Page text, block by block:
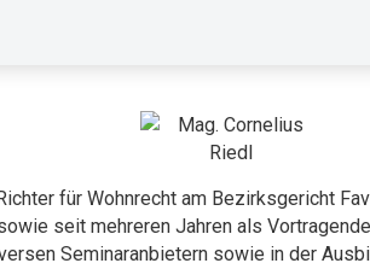
für Wohnrecht am Bezirksgericht
seit mehreren Jahren als
Seminaranbietern sowie in der